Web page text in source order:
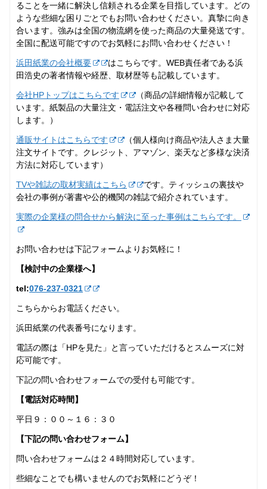
ることを一緒に解決し信頼される企業を目指しています。どの
ような些細な困りごとでもお問い合わせください。真摯に向き
合います。強みは全国の物流網を使った商品の大量発送です。
全国に配送可能ですのでお気軽にお問い合わせください！
浜田紙業の会社概要
はこちらです。WEB責任者である浜
田浩史の著者情報や経歴、取材歴等も記載しています。
会社HPトップはこちらです
（商品の詳細情報が記載して
います。紙製品の大量注文・電話注文や各種問い合わせに対応
します。）
通販サイトはこちらです
（個人様向け商品や法人さま大量
注文サイトです。クレジット、アマゾン、楽天など多様な決済
方法に対応しています）
TVや雑誌の取材実績はこちら
です。ティッシュの裏技や
会社の事例が著書や公的機関の雑誌で紹介されています。
実際の企業様の問合せから解決に至った事例はこちらです。
お問い合わせは下記フォームよりお気軽に！
【検討中の企業様へ】
tel:076-237‐0321
こちらからお電話ください。
浜田紙業の代表番号になります。
電話の際は「HPを見た」と言っていただけるとスムーズに対
応可能です。
下記の問い合わせフォームでの受付も可能です。
【電話対応時間】
平日９：００～１６：３０
【下記の問い合わせフォーム】
問い合わせフォームは２４時間対応しています。
些細なことでも構いませんのでお気軽にどうぞ！